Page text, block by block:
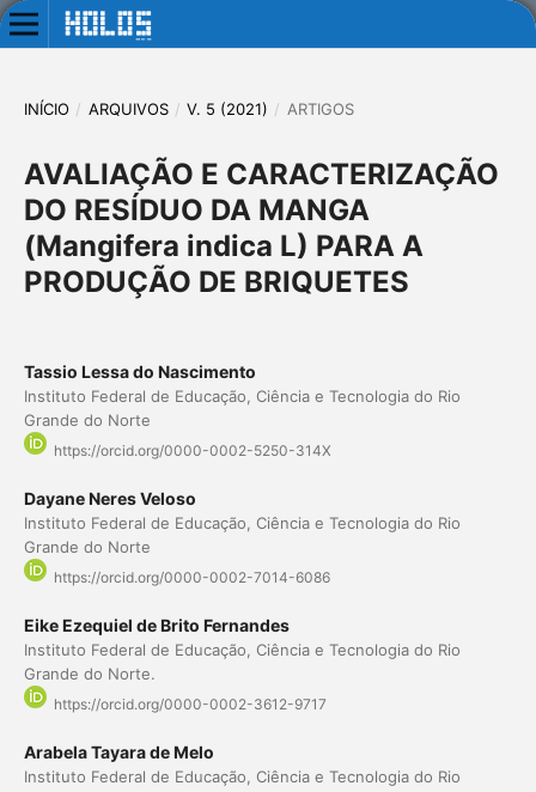
INÍCIO / ARQUIVOS / V. 5 (2021) / ARTIGOS
AVALIAÇÃO E CARACTERIZAÇÃO
DO RESÍDUO DA MANGA
(Mangifera indica L) PARA A
PRODUÇÃO DE BRIQUETES
Tassio Lessa do Nascimento
Instituto Federal de Educação, Ciência e Tecnologia do Rio
Grande do Norte
https://orcid.org/0000-0002-5250-314X
Dayane Neres Veloso
Instituto Federal de Educação, Ciência e Tecnologia do Rio
Grande do Norte
https://orcid.org/0000-0002-7014-6086
Eike Ezequiel de Brito Fernandes
Instituto Federal de Educação, Ciência e Tecnologia do Rio
Grande do Norte.
https://orcid.org/0000-0002-3612-9717
Arabela Tayara de Melo
Instituto Federal de Educação, Ciência e Tecnologia do Rio